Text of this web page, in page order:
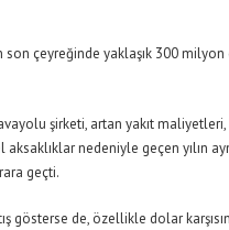
son çeyreğinde yaklaşık 300
şirketi, artan yakıt maliyetleri,
nedeniyle geçen yılın
geçti.
gösterse de, özellikle dolar